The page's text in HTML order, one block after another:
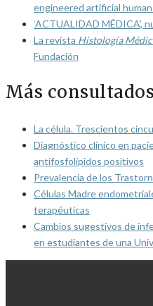
engineered artificial
‘ACTUALIDAD MÉDICA’,
La revista Histología
Fundación
Más consultados
La célula. Trescientos
Diagnóstico clínico en
antifosfolípidos positivos
Prevalencia de los
Células Madre
terapéuticas
Cambios sugestivos de
en estudiantes de una